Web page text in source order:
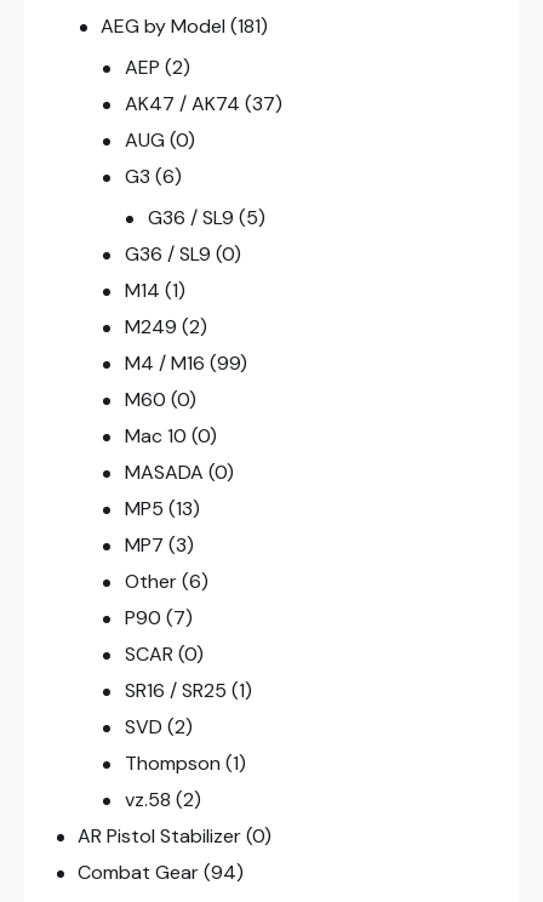
AEG by Model (181)
AEP (2)
AK47 / AK74 (37)
AUG (0)
G3 (6)
G36 / SL9 (5)
G36 / SL9 (0)
M14 (1)
M249 (2)
M4 / M16 (99)
M60 (0)
Mac 10 (0)
MASADA (0)
MP5 (13)
MP7 (3)
Other (6)
P90 (7)
SCAR (0)
SR16 / SR25 (1)
SVD (2)
Thompson (1)
vz.58 (2)
AR Pistol Stabilizer(0)
Combat Gear(94)